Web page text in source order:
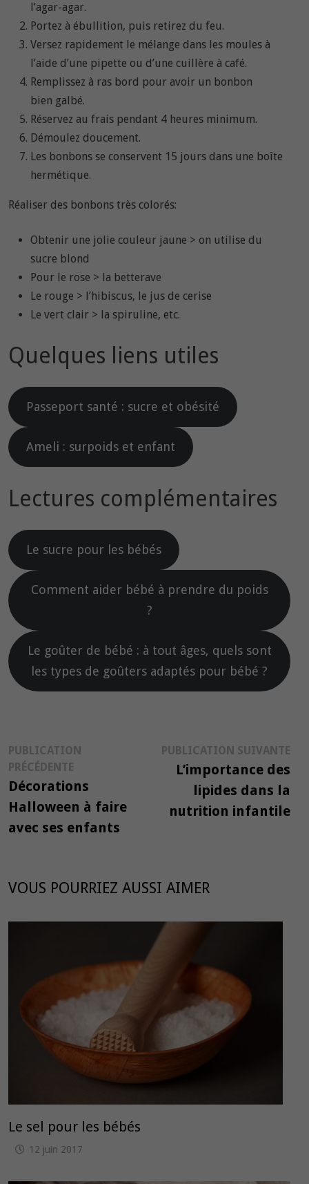
l’agar-agar.
Portez à ébullition, puis retirez du feu.
Versez rapidement le mélange dans les moules à
l’aide d’une pipette ou d’une cuillère à café.
Remplissez à ras bord pour avoir un bonbon
bien galbé.
Réservez au frais pendant 4 heures minimum.
Démoulez doucement.
Les bonbons se conservent 15 jours dans une boîte
hermétique.
Réaliser des bonbons très colorés:
Obtenir une jolie couleur jaune > on utilise du
sucre blond
Pour le rose > la betterave
Le rouge > l’hibiscus, le jus de cerise
Le vert clair > la spiruline, etc.
Quelques liens utiles
Passeport santé : sucre et obésité
Ameli : surpoids et enfant
Lectures complémentaires
Le sucre pour les bébés
Comment aider bébé à prendre du poids
?
Le goûter de bébé : à tout âges, quels sont
les types de goûters adaptés pour bébé ?
Navigation
de
l’article
PUBLICATION
PRÉCÉDENTE
précédente :
Décorations
Halloween à faire
avec ses enfants
PUBLICATION SUIVANTE
L’importance des
lipides dans la
nutrition infantile
VOUS POURRIEZ AUSSI AIMER
Le sel pour les bébés
12 juin 2017